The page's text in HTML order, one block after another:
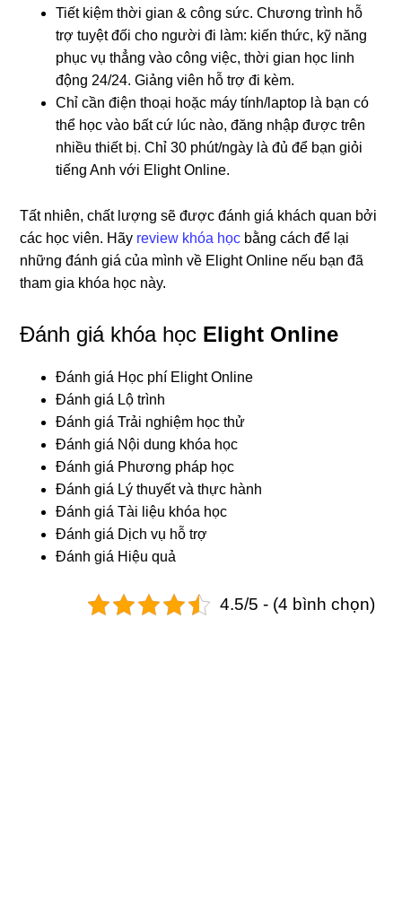
Tiết kiệm thời gian & công sức. Chương trình hỗ
trợ tuyệt đối cho người đi làm: kiến thức, kỹ năng
phục vụ thẳng vào công việc, thời gian học linh
động 24/24. Giảng viên hỗ trợ đi kèm.
Chỉ cần điện thoại hoặc máy tính/laptop là bạn có
thể học vào bất cứ lúc nào, đăng nhập được trên
nhiều thiết bị. Chỉ 30 phút/ngày là đủ để bạn giỏi
tiếng Anh với Elight Online.
Tất nhiên, chất lượng sẽ được đánh giá khách quan bởi
các học viên. Hãy review khóa học bằng cách để lại
những đánh giá của mình về Elight Online nếu bạn đã
tham gia khóa học này.
Đánh giá khóa học Elight Online
Đánh giá Học phí Elight Online
Đánh giá Lộ trình
Đánh giá Trải nghiệm học thử
Đánh giá Nội dung khóa học
Đánh giá Phương pháp học
Đánh giá Lý thuyết và thực hành
Đánh giá Tài liệu khóa học
Đánh giá Dịch vụ hỗ trợ
Đánh giá Hiệu quả
4.5/5 - (4 bình chọn)